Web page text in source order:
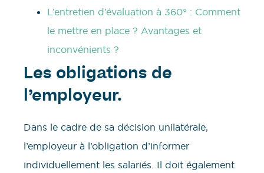
L’entretien d’évaluation à 360° : Comment
le mettre en place ? Avantages et
inconvénients ?
Les obligations de
l’employeur.
Dans le cadre de sa décision unilatérale,
l’employeur à l’obligation d’informer
individuellement les salariés. Il doit également